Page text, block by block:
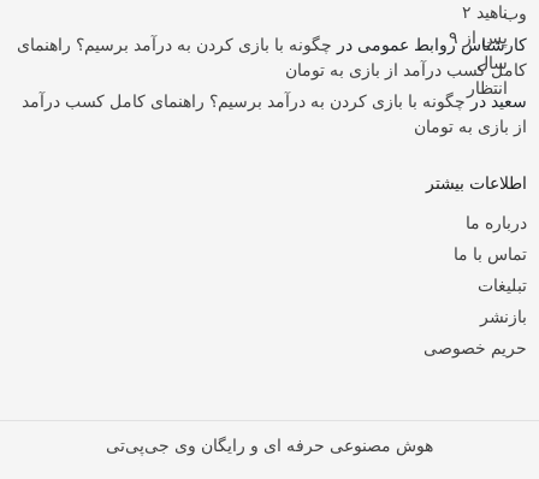
وب
کارشناس روابط عمومی در چگونه با بازی کردن به درآمد برسیم؟ راهنمای
کامل کسب درآمد از بازی به تومان
سعید درچگونه با بازی کردن به درآمد برسیم؟ راهنمای کامل کسب درآمد
از بازی به تومان
اطلاعات بیشتر
درباره ما
تماس با ما
تبلیغات
بازنشر
حریم خصوصی
هوش مصنوعی حرفه ای و رایگان وی جی‌پی‌تی